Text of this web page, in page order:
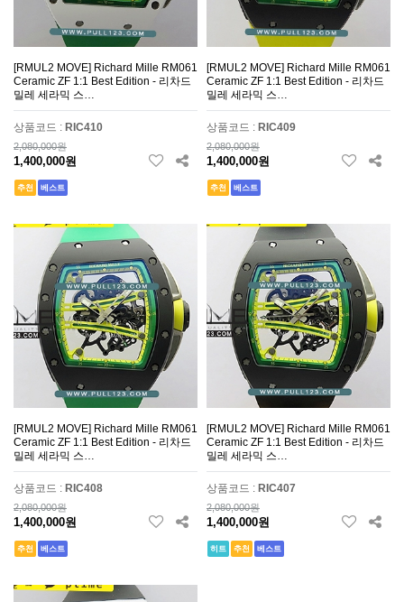
[RMUL2 MOVE] Richard Mille RM061
Ceramic ZF 1:1 Best Edition - 리차드
밀레 세라믹 스…
상품코드 : RIC410
2,080,000원
1,400,000원
추천 베스트
[RMUL2 MOVE] Richard Mille RM061
Ceramic ZF 1:1 Best Edition - 리차드
밀레 세라믹 스…
상품코드 : RIC409
2,080,000원
1,400,000원
추천 베스트
[RMUL2 MOVE] Richard Mille RM061
Ceramic ZF 1:1 Best Edition - 리차드
밀레 세라믹 스…
상품코드 : RIC408
2,080,000원
1,400,000원
추천 베스트
[RMUL2 MOVE] Richard Mille RM061
Ceramic ZF 1:1 Best Edition - 리차드
밀레 세라믹 스…
상품코드 : RIC407
2,080,000원
1,400,000원
히트 추천 베스트